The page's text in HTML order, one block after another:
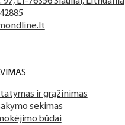
ir grąžinimas
sekimas
būdai